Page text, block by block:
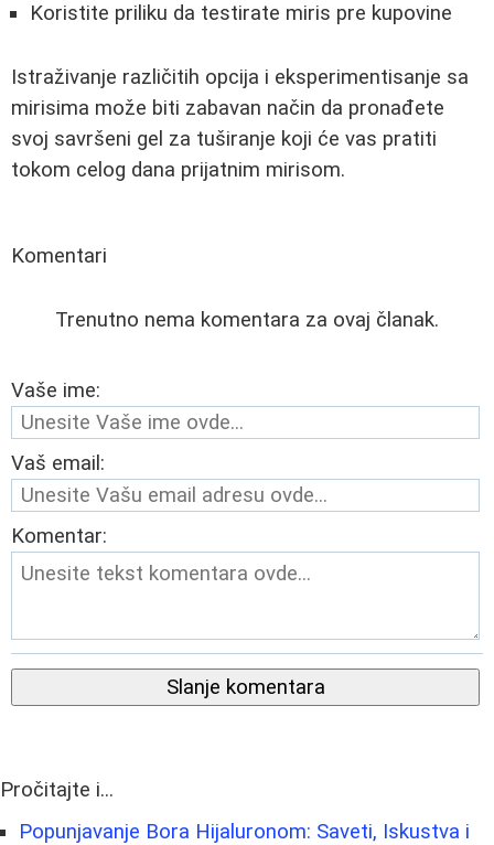
Koristite priliku da testirate miris pre kupovine
Istraživanje različitih opcija i eksperimentisanje sa
mirisima može biti zabavan način da pronađete
svoj savršeni gel za tuširanje koji će vas pratiti
tokom celog dana prijatnim mirisom.
Komentari
Trenutno nema komentara za ovaj članak.
Vaše ime:
Vaš email:
Komentar:
Slanje komentara
Pročitajte i...
Popunjavanje Bora Hijaluronom: Saveti, Iskustva i